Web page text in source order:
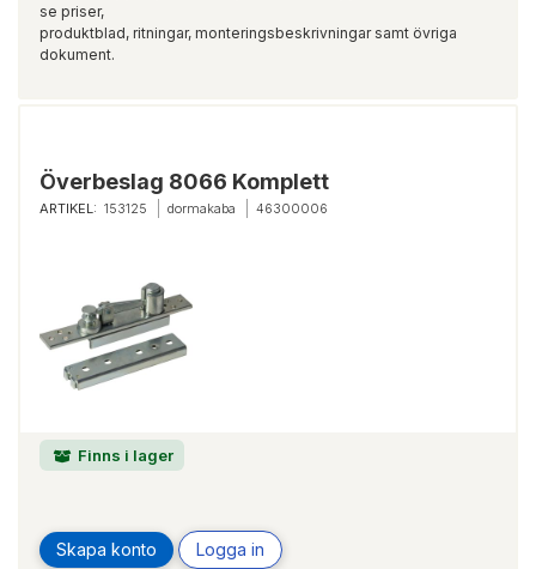
se priser,
produktblad, ritningar, monteringsbeskrivningar samt övriga
dokument.
Överbeslag 8066 Komplett
ARTIKEL: 153125 dormakaba 46300006
Finns i lager
Skapa konto Logga in